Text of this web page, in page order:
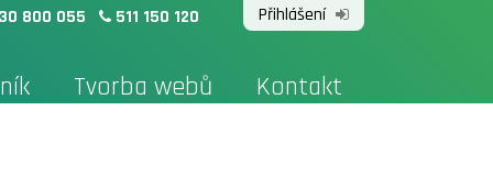
Tvorba webů Kontakt
800 055 511 150 120 Přihlášení